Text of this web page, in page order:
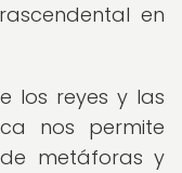
en
los reyes y las
nos permite
metáforas y